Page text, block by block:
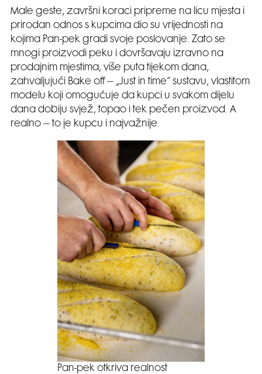
Male geste, završni koraci pripreme na licu mjesta i
prirodan odnos s kupcima dio su vrijednosti na
kojima Pan-pek gradi svoje poslovanje. Zato se
mnogi proizvodi peku i dovršavaju izravno na
prodajnim mjestima, više puta tijekom dana,
zahvaljujući Bake off – „Just in time“ sustavu, vlastitom
modelu koji omogućuje da kupci u svakom dijelu
dana dobiju svjež, topao i tek pečen proizvod. A
realno – to je kupcu i najvažnije.
Pan-pek otkriva realnost